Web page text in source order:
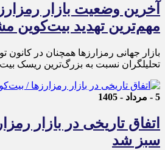
آخرین وضعیت بازار
مهم‌ترین تهدید
بازار جهانی رمزارزها همچنان در
تحلیلگران نسبت به بزرگ‌ترین ریسک
5 - مرداد - 1405
اتفاق تاریخی در بازار
سبز شد